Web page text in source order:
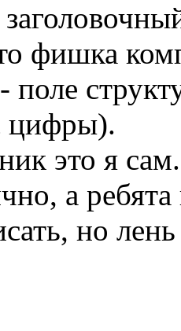
фишка
поле
цифры).
это я
а
но